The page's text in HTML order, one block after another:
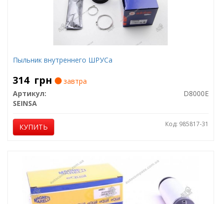
Пыльник внутреннего ШРУСа
314 грн
завтра
Артикул:
D8000E
SEINSA
КУПИТЬ Код: 985817-31